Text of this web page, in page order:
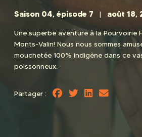
Saison 04, épisode 7 | août
Une superbe aventure à la Pourvoirie
Monts-Valin! Nous nous sommes
mouchetée 100% indigène dans ce
poissonneux.
Partager :